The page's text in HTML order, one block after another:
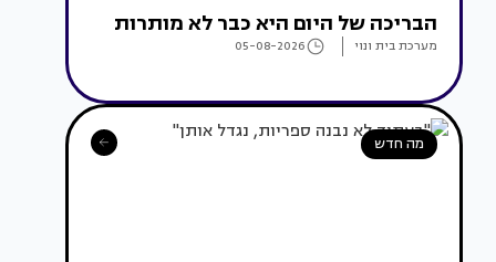
הבריכה של היום היא כבר לא מותרות
מערכת בית ונוי 05-08-2026
מה חדש